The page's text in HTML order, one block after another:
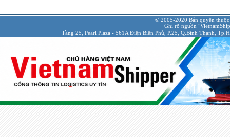
© 2005-2020 Bản quyền
Ghi rõ nguồn
Tầng 25, Pearl Plaza - 561A Điện Biên Phủ, P.25, Q.Bình Thạnh,